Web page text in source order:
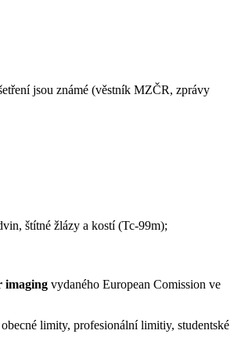
jsou známé (věstník MZČR, zprávy
štítné žlázy a kostí (Tc-99m);
imaging vydaného European Comission ve
limity, profesionální limitiy, studentské